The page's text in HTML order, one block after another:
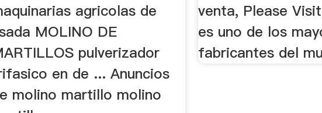
agricolas de
MOLINO DE
pulverizador
en de ... Anuncios
molino martillo molino
venta, Please
es uno de los
fabricantes del